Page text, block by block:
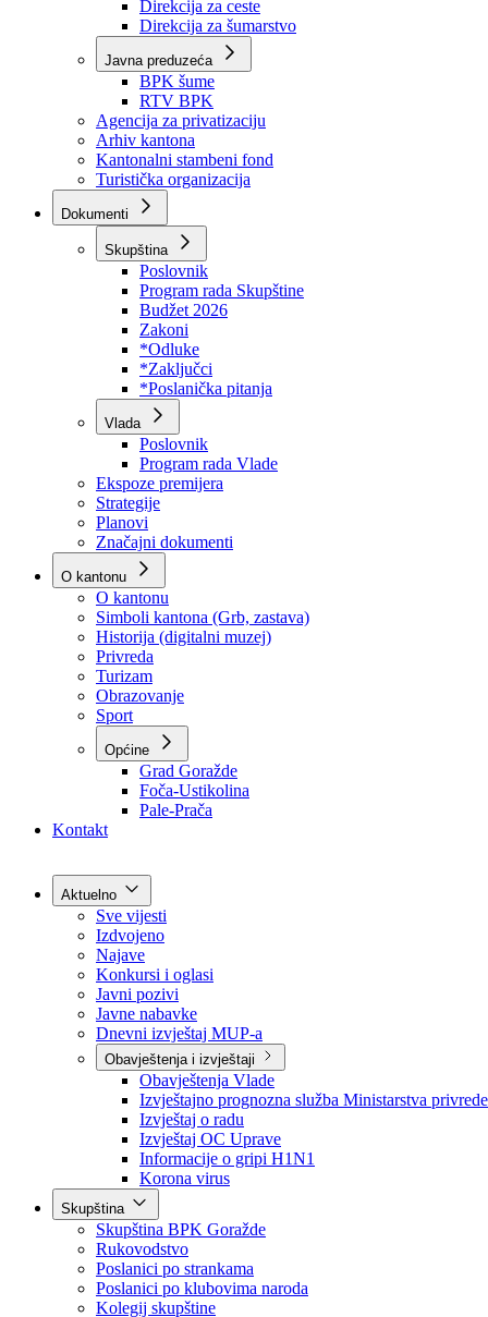
Direkcije
Direkcija za robne rezerve
Direkcija za ceste
Direkcija za šumarstvo
Javna preduzeća
BPK šume
RTV BPK
Agencija za privatizaciju
Arhiv kantona
Kantonalni stambeni fond
Turistička organizacija
Dokumenti
Skupština
Poslovnik
Program rada Skupštine
Budžet 2026
Zakoni
*Odluke
*Zaključci
*Poslanička pitanja
Vlada
Poslovnik
Program rada Vlade
Ekspoze premijera
Strategije
Planovi
Značajni dokumenti
O kantonu
O kantonu
Simboli kantona (Grb, zastava)
Historija (digitalni muzej)
Privreda
Turizam
Obrazovanje
Sport
Općine
Kontakt
Aktuelno
Sve vijesti
Izdvojeno
Najave
Konkursi i oglasi
Javni pozivi
Javne nabavke
Dnevni izvještaj MUP-a
Obavještenja i izvještaji
Obavještenja Vlade
Izvještajno prognozna služba Ministarstva privrede
Izvještaj o radu
Izvještaj OC Uprave
Informacije o gripi H1N1
Korona virus
Skupština
Skupština BPK Goražde
Rukovodstvo